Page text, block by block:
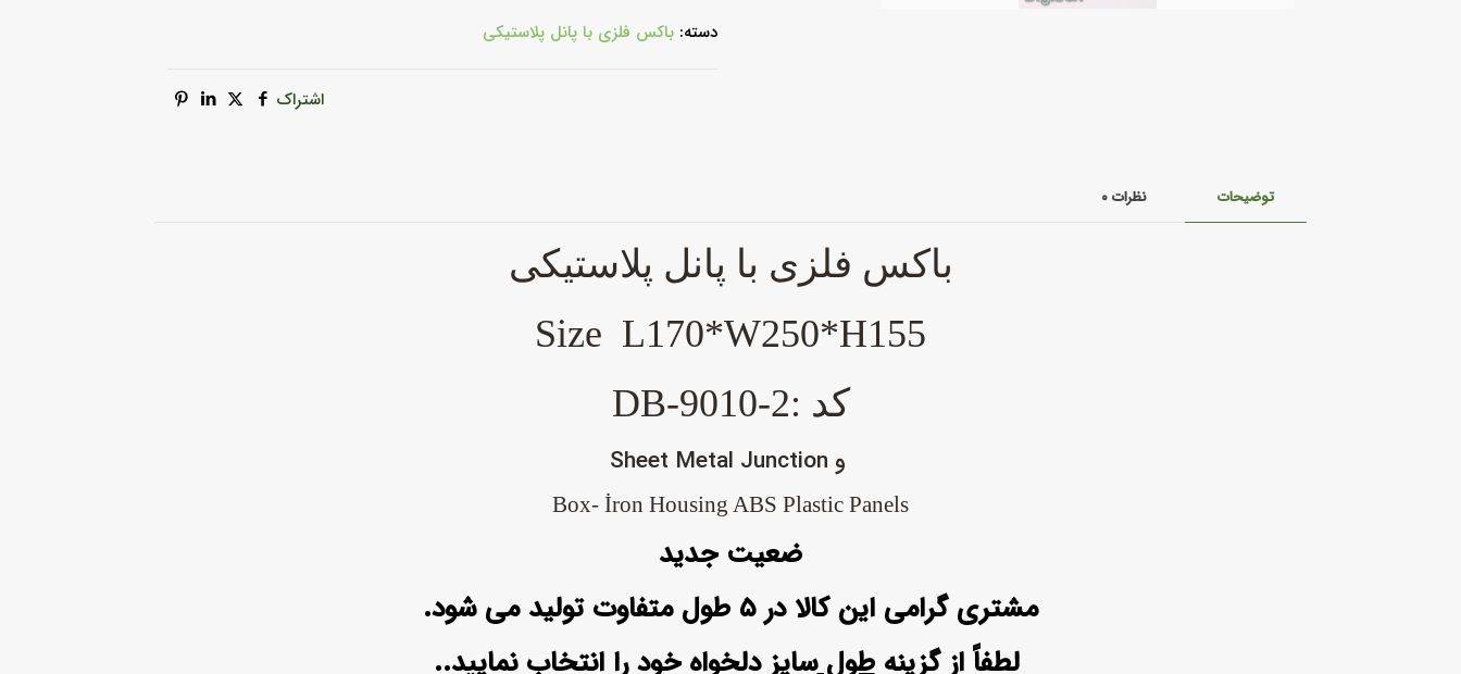
دسته: باکس فلزی با پانل پلاستیکی
اشتراک
توضیحات نظرات۰
باکس فلزی با پانل پلاستیکی
Size L170*W250*H155
کد :DB-9010-2
و Sheet Metal Junction
Box- İron Housing ABS Plastic Panels
ضعیت جدید
مشتری گرامی این کالا در ۵ طول متفاوت تولید می شود.
لطفاً از گزینهطولسایز دلخواه خود را انتخاب نمایید..